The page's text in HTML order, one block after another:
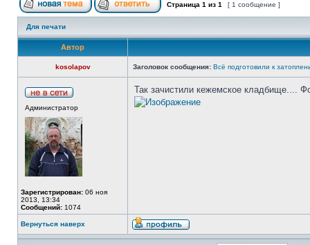
Страница 1 из 1 [ 1 сообщение ]
Для печати
Автор
kosolapov Заголовок сообщения: Всё подготовили к
Администратор
Зарегистрирован: 06 ноя
2013, 13:34
Сообщений: 1074
Так зачистили кежемское кладбище....
Вернуться наверх